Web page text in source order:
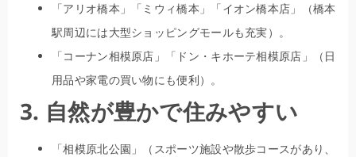
「アリオ橋本」「ミウィ橋本」「イオン橋本店」（橋本
駅周辺には大型ショッピングモールも充実）。
「コーナン相模原店」「ドン・キホーテ相模原店」（日
用品や家電の買い物にも便利）。
3. 自然が豊かで住みやすい
「相模原北公園」（スポーツ施設や散歩コースがあり、